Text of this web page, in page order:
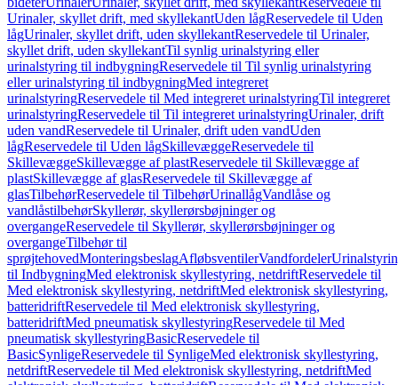
Urinaler, skyllet drift, med skyllekantUden lågReservedele til Uden
lågUrinaler, skyllet drift, uden skyllekantReservedele til Urinaler,
skyllet drift, uden skyllekantTil synlig urinalstyring eller
urinalstyring til indbygningReservedele til Til synlig urinalstyring
eller urinalstyring til indbygningMed integreret
urinalstyringReservedele til Med integreret urinalstyringTil integreret
urinalstyringReservedele til Til integreret urinalstyringUrinaler, drift
uden vandReservedele til Urinaler, drift uden vandUden
lågReservedele til Uden lågSkillevæggeReservedele til
SkillevæggeSkillevægge af plastReservedele til Skillevægge af
plastSkillevægge af glasReservedele til Skillevægge af
glasTilbehørReservedele til TilbehørUrinallågVandlåse og
vandlåstilbehørSkyllerør, skyllerørsbøjninger og
overgangeReservedele til Skyllerør, skyllerørsbøjninger og
overgangeTilbehør til
sprøjtehovedMonteringsbeslagAfløbsventilerVandfordeler
til IndbygningMed elektronisk skyllestyring, netdriftReservedele til
Med elektronisk skyllestyring, netdriftMed elektronisk skyllestyring,
batteridriftReservedele til Med elektronisk skyllestyring,
batteridriftMed pneumatisk skyllestyringReservedele til Med
pneumatisk skyllestyringBasicReservedele til
BasicSynligeReservedele til SynligeMed elektronisk skyllestyring,
netdriftReservedele til Med elektronisk skyllestyring, netdriftMed